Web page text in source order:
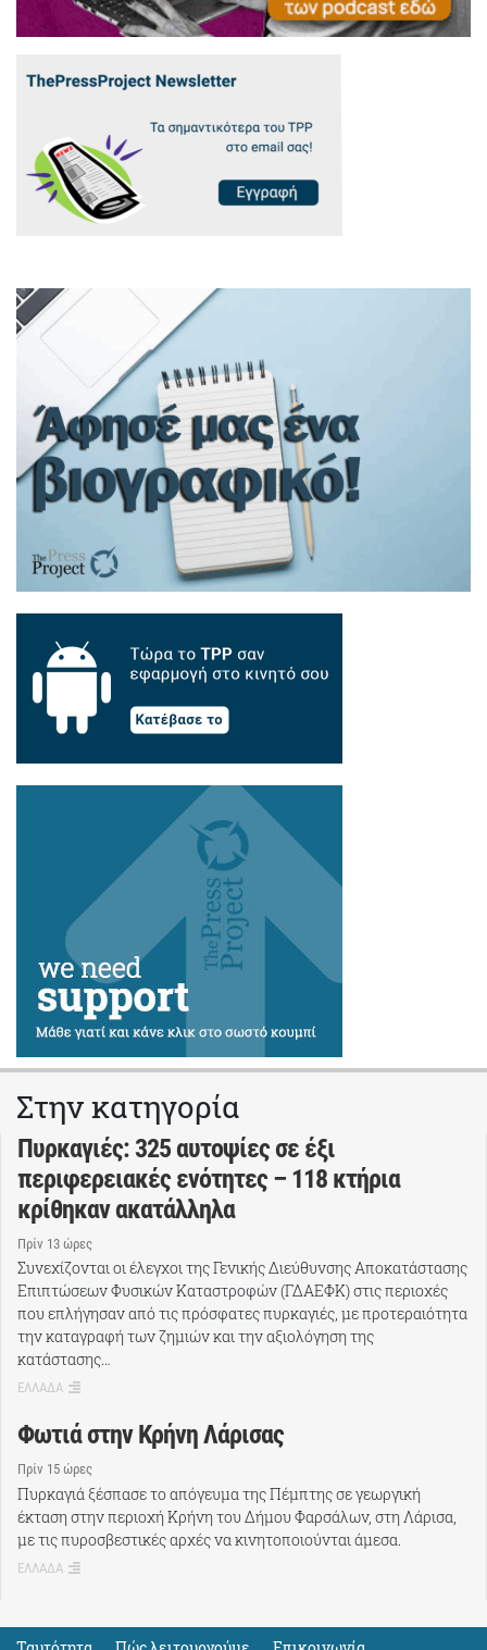
Στην κατηγορία
Πυρκαγιές: 325 αυτοψίες σε έξι
περιφερειακές ενότητες – 118 κτήρια
κρίθηκαν ακατάλληλα
Πρίν 13 ώρες
Συνεχίζονται οι έλεγχοι της Γενικής Διεύθυνσης Αποκατάστασης
Επιπτώσεων Φυσικών Καταστροφών (ΓΔΑΕΦΚ) στις περιοχές
που επλήγησαν από τις πρόσφατες πυρκαγιές, με προτεραιότητα
την καταγραφή των ζημιών και την αξιολόγηση της
κατάστασης…
ΕΛΛΑΔΑ
Φωτιά στην Κρήνη Λάρισας
Πρίν 15 ώρες
Πυρκαγιά ξέσπασε το απόγευμα της Πέμπτης σε γεωργική
έκταση στην περιοχή Κρήνη του Δήμου Φαρσάλων, στη Λάρισα,
με τις πυροσβεστικές αρχές να κινητοποιούνται άμεσα.
ΕΛΛΑΔΑ